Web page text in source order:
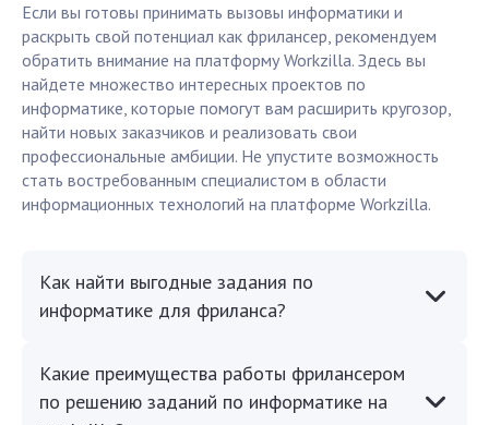
Если вы готовы принимать вызовы информатики и
раскрыть свой потенциал как фрилансер, рекомендуем
обратить внимание на платформу Workzilla. Здесь вы
найдете множество интересных проектов по
информатике, которые помогут вам расширить кругозор,
найти новых заказчиков и реализовать свои
профессиональные амбиции. Не упустите возможность
стать востребованным специалистом в области
информационных технологий на платформе Workzilla.
Как найти выгодные задания по
информатике для фриланса?
Какие преимущества работы фрилансером
по решению заданий по информатике на